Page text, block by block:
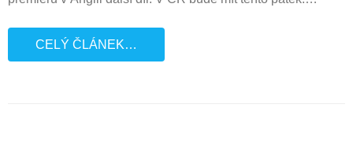
CELÝ ČLÁNEK…